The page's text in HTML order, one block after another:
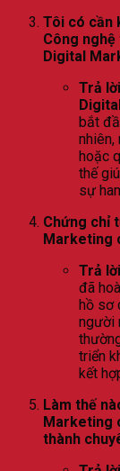
Tôi có cần
Công
Digital
Trả
bắt
nhiên,
hoặc
thế
sự
Chứng chỉ
Marketing
Trả
đã
hồ sơ
người
triển
kết
Làm thế
Marketing
thành